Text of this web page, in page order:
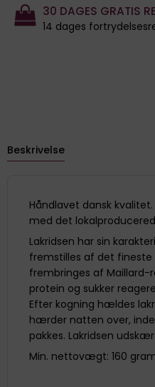
30 DAGES GRATIS
14 dages
Beskrivelse
Håndlavet dansk
med det
Lakridsen har sin
fremstilles af det fineste
frembringes af
protein og sukker
Efter kogning hældes
hærder natten over,
pakkes. Lakridsen
Min. nettovægt: 160